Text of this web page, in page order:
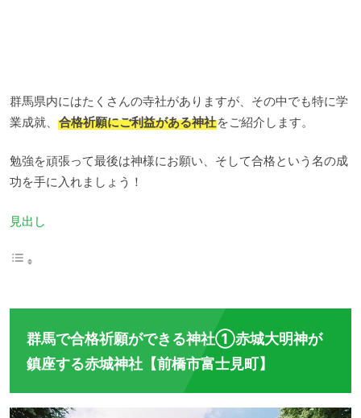
群馬県内にはたくさんの寺社がありますが、その中でも特に学
業成就、 合格祈願にご利益がある神社をご紹介します。
勉強を頑張って最後は神様にお願い、そして合格という名の成
功を手に入れましょう！
見出し
群馬で合格祈願ができる神社①赤城大明神が
鎮座する赤城神社【前橋市富士見町】